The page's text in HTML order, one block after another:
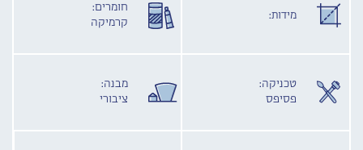
מידות:
חומרים:
קרמיקה
טכניקה:
פסיפס
מבנה:
ציבורי